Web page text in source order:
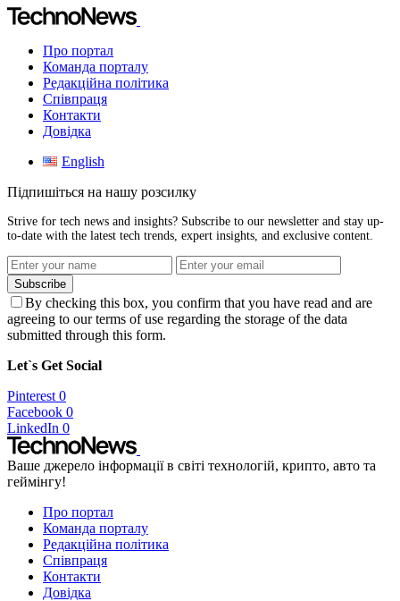
Про портал
Команда порталу
Редакційна політика
Співпраця
Контакти
Довідка
English
Підпишіться на нашу розсилку
Strive for tech news and insights? Subscribe to our newsletter and stay up-
to-date with the latest tech trends, expert insights, and exclusive content.
Subscribe
By checking this box, you confirm that you have read and are
agreeing to our terms of use regarding the storage of the data
submitted through this form.
Let`s Get Social
Pinterest 0
Facebook 0
LinkedIn 0
Ваше джерело інформації в світі технологій, крипто, авто та
геймінгу!
Про портал
Команда порталу
Редакційна політика
Співпраця
Контакти
Довідка